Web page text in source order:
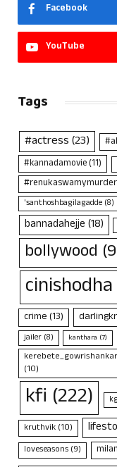
Facebook
YouTube
Tags
#actress(23)
#kannadamovie(11)
'santhoshbagilagadde (8)
bannadahejje(18)
bollywood
cinishodha
crime(13)
jailer (8) kanthara (7)
(10)
kfi (222)
kruthvik(10)
loveseasons (9)